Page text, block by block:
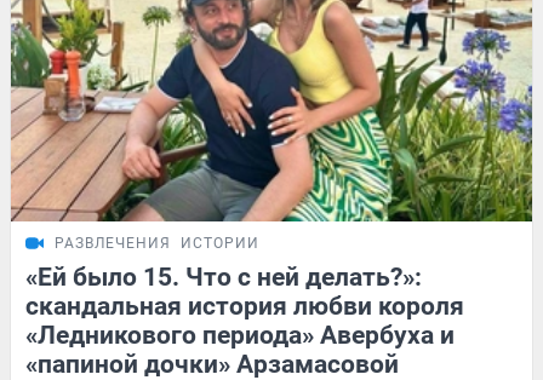
РАЗВЛЕЧЕНИЯ ИСТОРИИ
«Ей было 15. Что с ней делать?»:
скандальная история любви короля
«Ледникового периода» Авербуха и
«папиной дочки» Арзамасовой